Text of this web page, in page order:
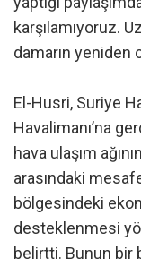
karşılamıyoruz.
damarın yeniden
El-Husri, Suriye
Havalimanı’na
hava ulaşım
arasındaki
bölgesindeki
desteklenmesi
belirtti. Bunun bir